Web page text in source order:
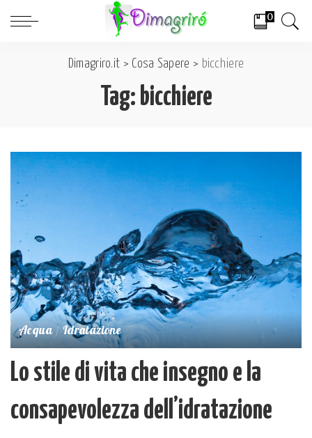
0
Dimagriro.it > Cosa Sapere > bicchiere
Tag: bicchiere
Acqua Idratazione
Lo stile di vita che insegno e la
consapevolezza dell’idratazione